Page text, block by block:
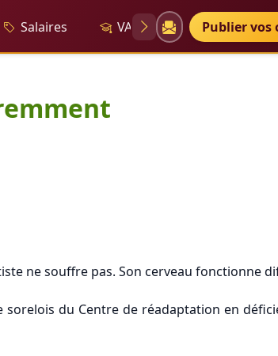
Salaires VAE Diplômes
Publier vos
différemment
ne souffre pas. Son cerveau fonctionne
sorelois du Centre de réadaptation en